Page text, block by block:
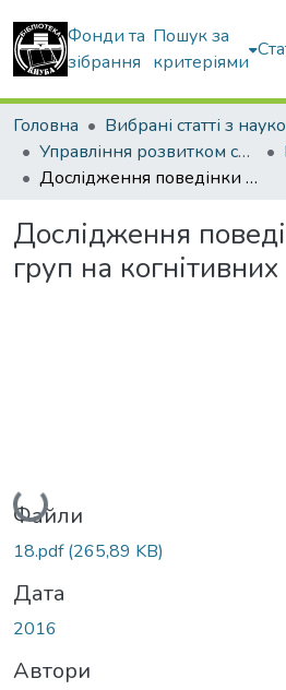
Фонди та
зібрання
Пошук за
критеріями
Головна
Управління розвитком складних систем
Дослідження поведінки малих груп на когнітивних картах довіри
Дослідження
груп на
Вантажиться...
Файли
18.pdf(265,89 KB)
Дата
2016
Автори